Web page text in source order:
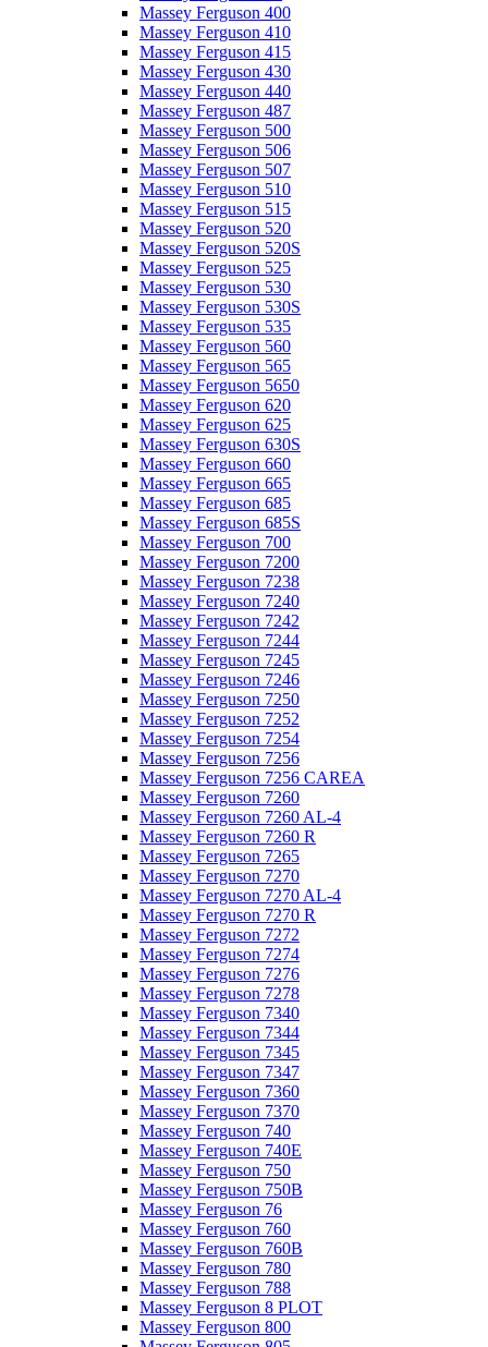
Massey Ferguson 400
Massey Ferguson 410
Massey Ferguson 415
Massey Ferguson 430
Massey Ferguson 440
Massey Ferguson 487
Massey Ferguson 500
Massey Ferguson 506
Massey Ferguson 507
Massey Ferguson 510
Massey Ferguson 515
Massey Ferguson 520
Massey Ferguson 520S
Massey Ferguson 525
Massey Ferguson 530
Massey Ferguson 530S
Massey Ferguson 535
Massey Ferguson 560
Massey Ferguson 565
Massey Ferguson 5650
Massey Ferguson 620
Massey Ferguson 625
Massey Ferguson 630S
Massey Ferguson 660
Massey Ferguson 665
Massey Ferguson 685
Massey Ferguson 685S
Massey Ferguson 700
Massey Ferguson 7200
Massey Ferguson 7238
Massey Ferguson 7240
Massey Ferguson 7242
Massey Ferguson 7244
Massey Ferguson 7245
Massey Ferguson 7246
Massey Ferguson 7250
Massey Ferguson 7252
Massey Ferguson 7254
Massey Ferguson 7256
Massey Ferguson 7256 CAREA
Massey Ferguson 7260
Massey Ferguson 7260 AL-4
Massey Ferguson 7260 R
Massey Ferguson 7265
Massey Ferguson 7270
Massey Ferguson 7270 AL-4
Massey Ferguson 7270 R
Massey Ferguson 7272
Massey Ferguson 7274
Massey Ferguson 7276
Massey Ferguson 7278
Massey Ferguson 7340
Massey Ferguson 7344
Massey Ferguson 7345
Massey Ferguson 7347
Massey Ferguson 7360
Massey Ferguson 7370
Massey Ferguson 740
Massey Ferguson 740E
Massey Ferguson 750
Massey Ferguson 750B
Massey Ferguson 76
Massey Ferguson 760
Massey Ferguson 760B
Massey Ferguson 780
Massey Ferguson 788
Massey Ferguson 8 PLOT
Massey Ferguson 800